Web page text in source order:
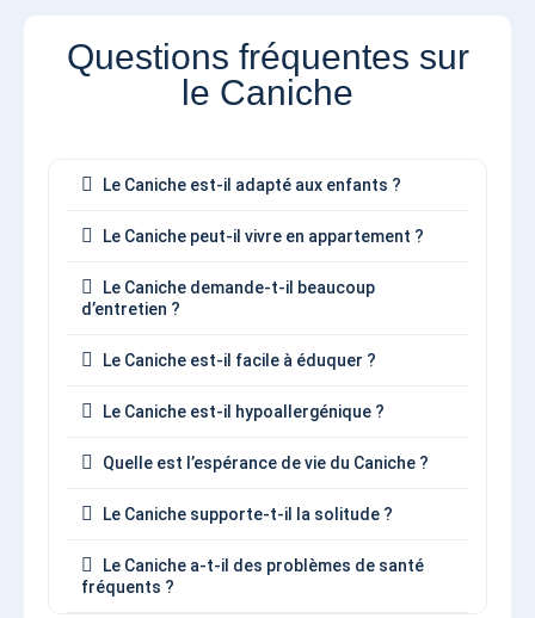
Questions fréquentes sur
le Caniche
Le Caniche est-il adapté aux enfants ?
Le Caniche peut-il vivre en appartement ?
Le Caniche demande-t-il beaucoup
d’entretien ?
Le Caniche est-il facile à éduquer ?
Le Caniche est-il hypoallergénique ?
Quelle est l’espérance de vie du Caniche ?
Le Caniche supporte-t-il la solitude ?
Le Caniche a-t-il des problèmes de santé
fréquents ?